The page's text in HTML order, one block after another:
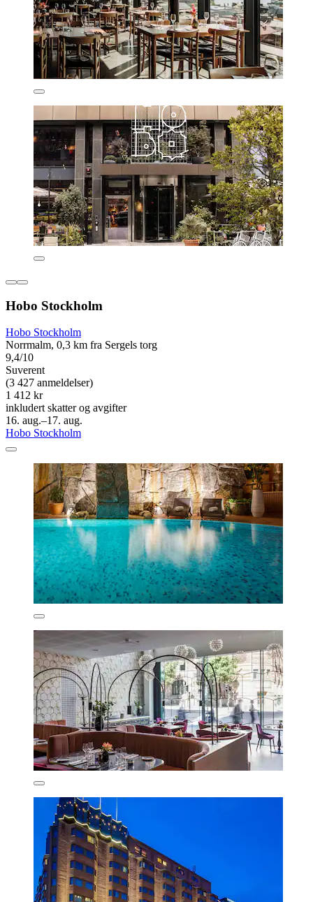
Hobo Stockholm
Hobo Stockholm
Norrmalm, 0,3 km fra Sergels torg
9,4/10
Suverent
(3 427 anmeldelser)
1 412 kr
inkludert skatter og avgifter
16. aug.–17. aug.
Hobo Stockholm